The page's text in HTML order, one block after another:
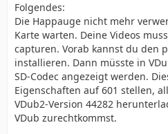
Folgendes:
Die Happauge nicht mehr
Karte warten. Deine Videos
capturen. Vorab kannst du den
installieren. Dann müsste in
SD-Codec angezeigt werden.
Eigenschaften auf 601 stellen,
VDub2-Version 44282
VDub zurechtkommst.